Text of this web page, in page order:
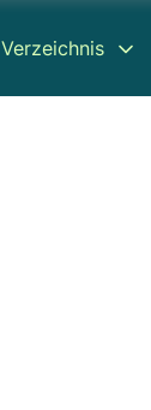
Verzeichnis